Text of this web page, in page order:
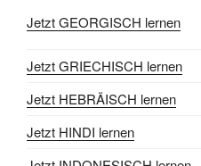
Jetzt GEORGISCH lernen
Jetzt GRIECHISCH lernen
Jetzt HEBRÄISCH lernen
Jetzt HINDI lernen